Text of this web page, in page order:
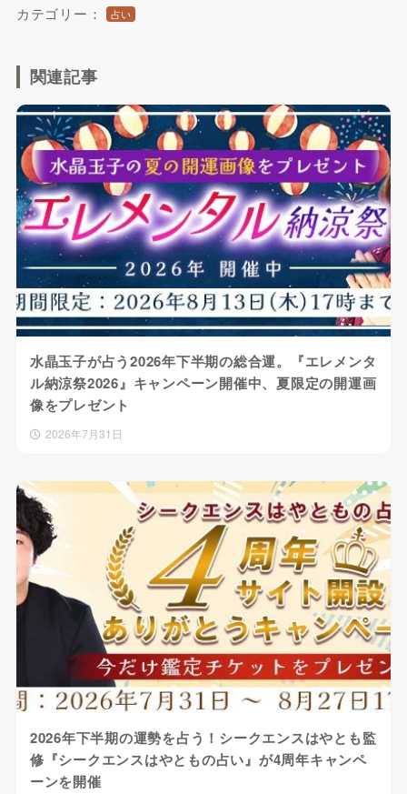
カテゴリー： 占い
関連記事
水晶玉子が占う2026年下半期の総合運。『エレメンタ
ル納涼祭2026』キャンペーン開催中、夏限定の開運画
像をプレゼント
2026年7月31日
2026年下半期の運勢を占う！シークエンスはやとも監
修『シークエンスはやともの占い』が4周年キャンペ
ーンを開催